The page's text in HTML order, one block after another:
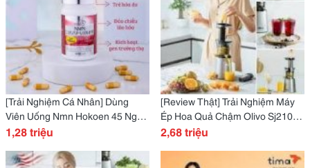
[Trải Nghiệm Cá Nhân] Dùng
Viên Uống Nmn Hokoen 45 Ngày
Ai Đang Tìm Hiểu Về Nmn Chống
1,28 triệu
[Review Thật] Trải Nghiệm Máy
Ép Hoa Quả Chậm Olivo Sj210
Sau 3 Tháng Có Đáng Mua
2,68 triệu